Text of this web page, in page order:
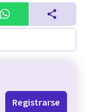
Registrarse